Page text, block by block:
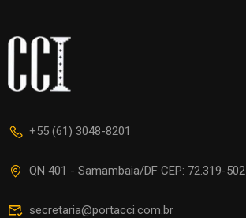
+55 (61) 3048-8201
QN 401 - Samambaia/DF CEP: 72.319-502
secretaria@portacci.com.br